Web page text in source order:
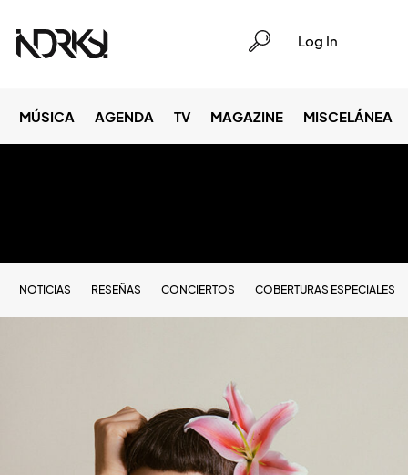
Log In
MÚSICA AGENDA TV MAGAZINE MISCELÁNEA
NOTICIAS RESEÑAS CONCIERTOS COBERTURAS ESPECIALES